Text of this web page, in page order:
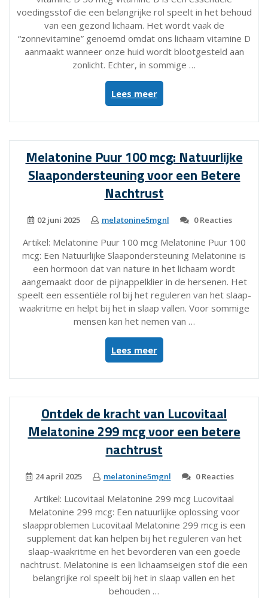
voedingsstof die een belangrijke rol speelt in het behoud
van een gezond lichaam. Het wordt vaak de
“zonnevitamine” genoemd omdat ons lichaam vitamine D
aanmaakt wanneer onze huid wordt blootgesteld aan
zonlicht. Echter, in sommige …
Lees meer“Alles
over
Vitamine
mcg:
Belangrijk
voor
uw
Melatonine Puur 100 mcg: Natuurlijke
Slaapondersteuning voor een Betere
Nachtrust
02 juni 2025 melatonine5mgnl 0 Reacties
Artikel: Melatonine Puur 100 mcg Melatonine Puur 100
mcg: Een Natuurlijke Slaapondersteuning Melatonine is
een hormoon dat van nature in het lichaam wordt
aangemaakt door de pijnappelklier in de hersenen. Het
speelt een essentiële rol bij het reguleren van het slaap-
waakritme en helpt bij het in slaap vallen. Voor sommige
mensen kan het nemen van …
Lees meer“Melatonine
Puur
100
Slaapondersteuning
voor
een
Betere
Ontdek de kracht van Lucovitaal
Melatonine 299 mcg voor een betere
nachtrust
24 april 2025 melatonine5mgnl 0 Reacties
Artikel: Lucovitaal Melatonine 299 mcg Lucovitaal
Melatonine 299 mcg: Een natuurlijke oplossing voor
slaapproblemen Lucovitaal Melatonine 299 mcg is een
supplement dat kan helpen bij het reguleren van het
slaap-waakritme en het bevorderen van een goede
nachtrust. Melatonine is een lichaamseigen stof die een
belangrijke rol speelt bij het in slaap vallen en het
behouden …